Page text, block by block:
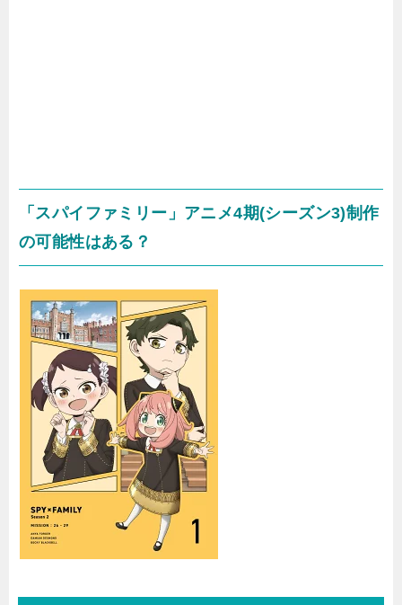
「スパイファミリー」アニメ4期(シーズン3)制作
の可能性はある？